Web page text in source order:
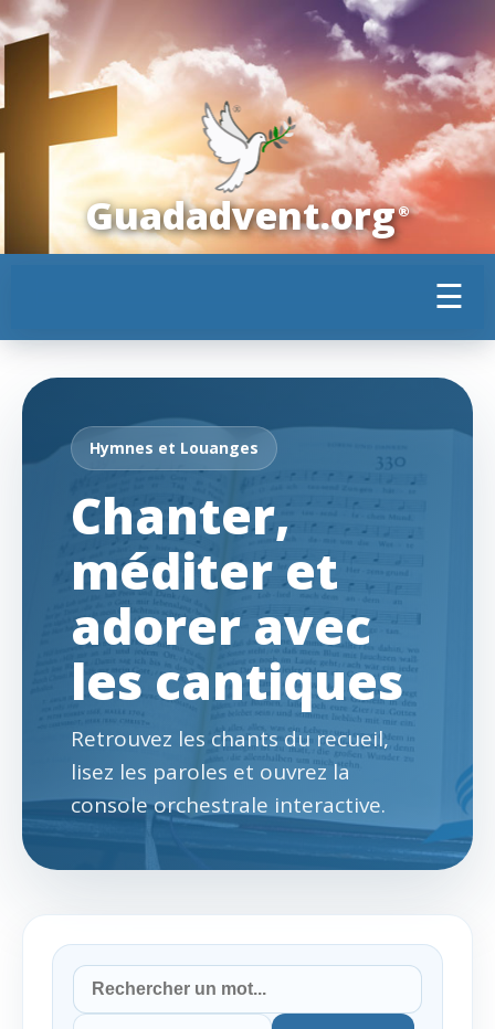
Guadadvent.org®
☰
Hymnes et Louanges
Chanter,
méditer et
adorer avec
les cantiques
Retrouvez les chants du recueil,
lisez les paroles et ouvrez la
console orchestrale interactive.